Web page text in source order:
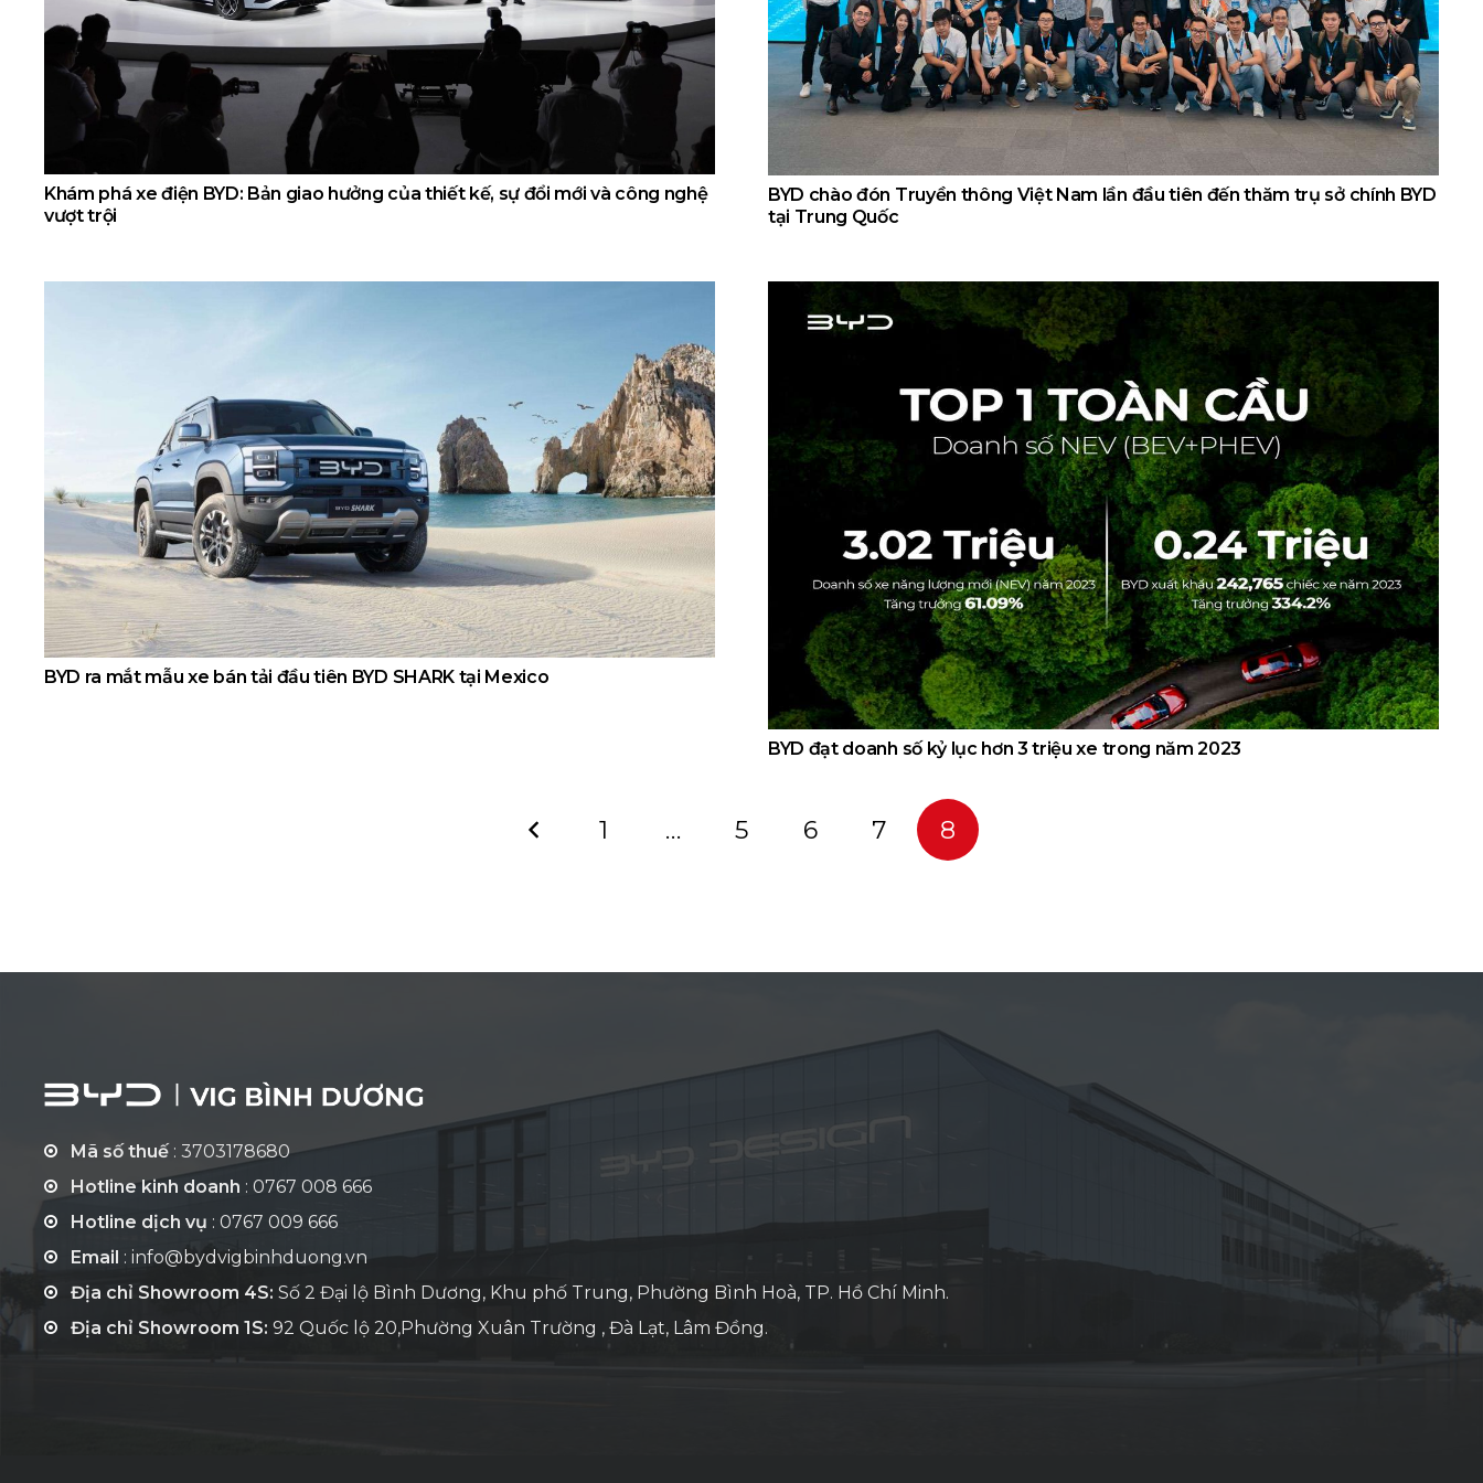
Khám phá xe điện BYD: Bản giao hưởng của thiết kế, sự đổi mới và công nghệ
vượt trội
BYD chào đón Truyền thông Việt Nam lần đầu tiên đến thăm trụ sở chính BYD
tại Trung Quốc
BYD ra mắt mẫu xe bán tải đầu tiên BYD SHARK tại Mexico
BYD đạt doanh số kỷ lục hơn 3 triệu xe trong năm 2023
1 … 5 6 7 8
Mã số thuế : 3703178680
Hotline kinh doanh : 0767 008 666
Hotline dịch vụ : 0767 009 666
Email : info@bydvigbinhduong.vn
Địa chỉ Showroom 4S: Số 2 Đại lộ Bình Dương, Khu phố Trung, Phường Bình Hoà, TP. Hồ Chí Minh.
Địa chỉ Showroom 1S: 92 Quốc lộ 20,Phường Xuân Trường , Đà Lạt, Lâm Đồng.